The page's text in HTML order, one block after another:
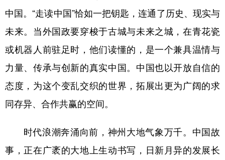
中国。“走读中国”恰如一把钥匙，连通了历史、现实与
未来。当外国政要穿梭于古城与未来之城，在青花瓷
或机器人前驻足时，他们读懂的，是一个兼具温情与
力量、传承与创新的真实中国。中国也以开放自信的
态度，为这个变乱交织的世界，拓展出更为广阔的求
同存异、合作共赢的空间。
时代浪潮奔涌向前，神州大地气象万千。中国故
事，正在广袤的大地上生动书写，日新月异的发展长